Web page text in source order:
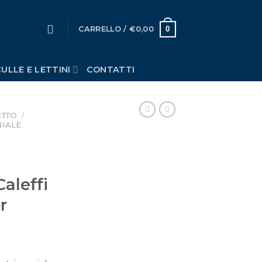
CARRELLO / €0,00 0
E LETTINI CONTATTI
/